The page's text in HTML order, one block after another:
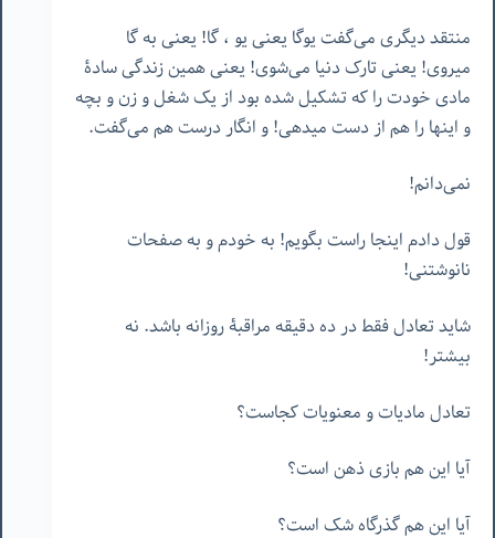
منتقد دیگری می‌گفت یوگا یعنی یو ، گا! یعنی به گا
میروی! یعنی تارک دنیا می‌شوی! یعنی همین زندگی سادۀ
مادی خودت را که تشکیل شده بود از یک شغل و زن و بچه
و اینها را هم از دست میدهی! و انگار درست هم می‌گفت.
نمی‌دانم!
قول دادم اینجا راست بگویم! به خودم و به صفحات
نانوشتنی!
شاید تعادل فقط در ده دقیقه مراقبۀ روزانه باشد. نه
بیشتر!
تعادل مادیات و معنویات کجاست؟
آیا این هم بازی ذهن است؟
آیا این هم گذرگاه شک است؟